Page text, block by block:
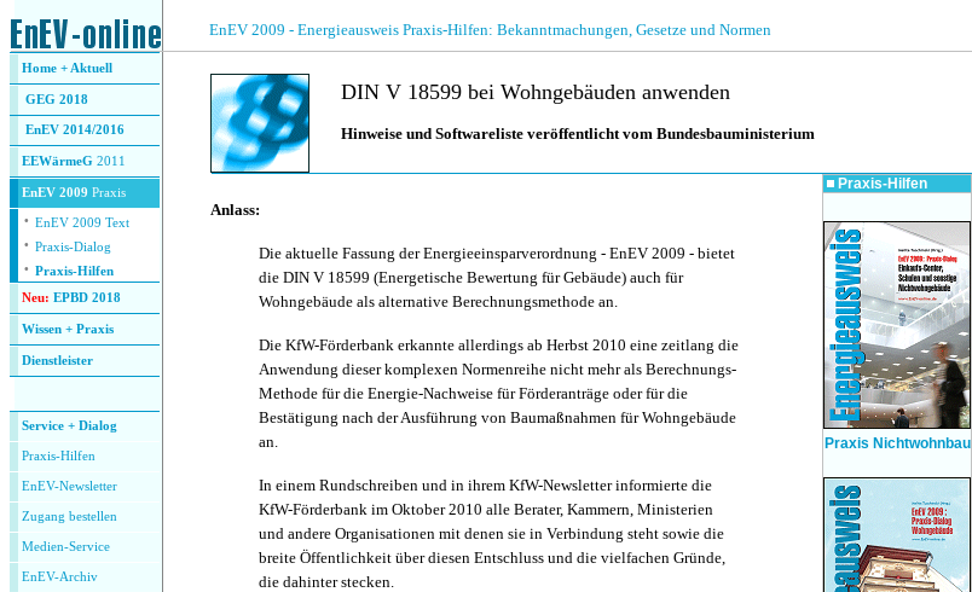
EnEV 2009 - Energieausweis Praxis-Hilfen: Bekanntmachungen, Gesetze und Normen
Home + Aktuell
GEG 2018
EnEV 2014/2016
EEWärmeG 2011
EnEV 2009 Praxis
· EnEV 2009 Text
· Praxis-Dialog
· Praxis-Hilfen
Neu: EPBD 2018
Wissen + Praxis
Dienstleister
Service + Dialog
Praxis-Hilfen
EnEV-Newsletter
Zugang bestellen
Medien-Service
EnEV-Archiv
DIN V 18599 bei Wohngebäuden anwenden
Hinweise und Softwareliste veröffentlicht vom Bundesbauministerium
Anlass:
Die aktuelle Fassung der Energieeinsparverordnung - EnEV 2009 - bietet
die DIN V 18599 (Energetische Bewertung für Gebäude) auch für
Wohngebäude als alternative Berechnungsmethode an.
Die KfW-Förderbank erkannte allerdings ab Herbst 2010 eine zeitlang die
Anwendung dieser komplexen Normenreihe nicht mehr als Berechnungs-
Methode für die Energie-Nachweise für Förderanträge oder für die
Bestätigung nach der Ausführung von Baumaßnahmen für Wohngebäude
an.
In einem Rundschreiben und in ihrem KfW-Newsletter informierte die
KfW-Förderbank im Oktober 2010 alle Berater, Kammern, Ministerien
und andere Organisationen mit denen sie in Verbindung steht sowie die
breite Öffentlichkeit über diesen Entschluss und die vielfachen Gründe,
die dahinter stecken.
Praxis-Hilfen
Praxis Nichtwohnbau